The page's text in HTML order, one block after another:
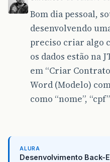
Bom dia pessoal,
desenvolvendo
preciso criar algo
os dados estão na
em “Criar
Word (Modelo)
como “nome”,
ALURA
Desenvolvimento Back-